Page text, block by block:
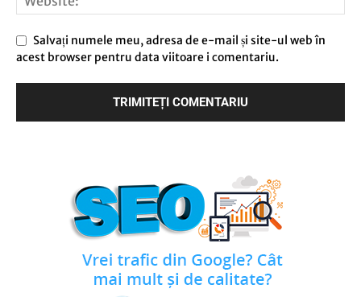
Salvați numele meu, adresa de e-mail și site-ul web în
acest browser pentru data viitoare i comentariu.